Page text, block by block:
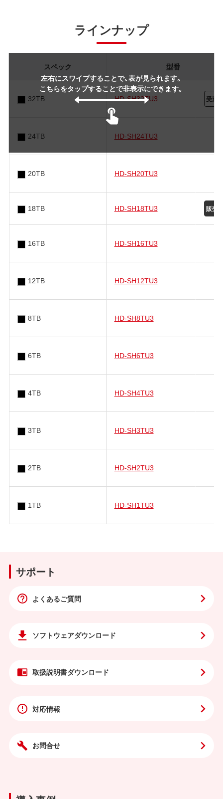
ラインナップ
左右にスワイプすることで、表が見られます。
こちらをタップすることで非表示にできます。
スペック 型番
32TB HD-SH32TU3
24TB HD-SH24TU3
20TB HD-SH20TU3
18TB HD-SH18TU3
16TB HD-SH16TU3
12TB HD-SH12TU3
8TB HD-SH8TU3
6TB HD-SH6TU3
4TB HD-SH4TU3
3TB HD-SH3TU3
2TB HD-SH2TU3
1TB HD-SH1TU3
サポート
よくあるご質問
ソフトウェアダウンロード
取扱説明書ダウンロード
対応情報
お問合せ